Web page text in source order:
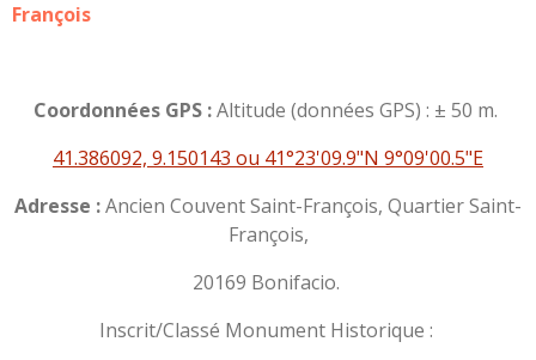
François
Coordonnées GPS :Altitude (données GPS) : ± 50 m.
41.386092, 9.150143 ou 41°23'09.9"N 9°09'00.5"E
Adresse :Ancien Couvent Saint-François, Quartier Saint-
François,
20169 Bonifacio.
Inscrit/Classé Monument Historique :